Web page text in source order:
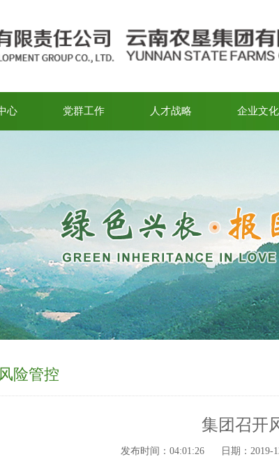
心 党群工作 人才战略 企业文化
风险管控
集团召开
发布时间：04:01:26 日期：2019-